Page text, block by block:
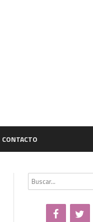
CONTACTO
Buscar
por: